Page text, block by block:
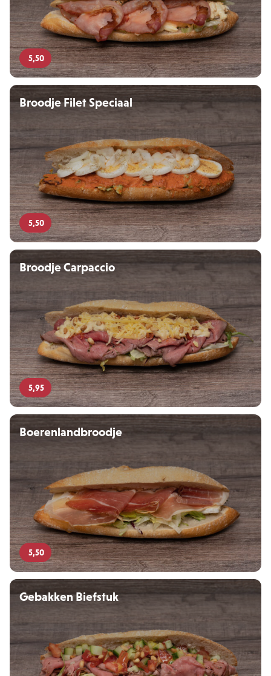
5,50
Broodje Filet Speciaal
5,50
Broodje Carpaccio
5,95
Boerenlandbroodje
5,50
Gebakken Biefstuk